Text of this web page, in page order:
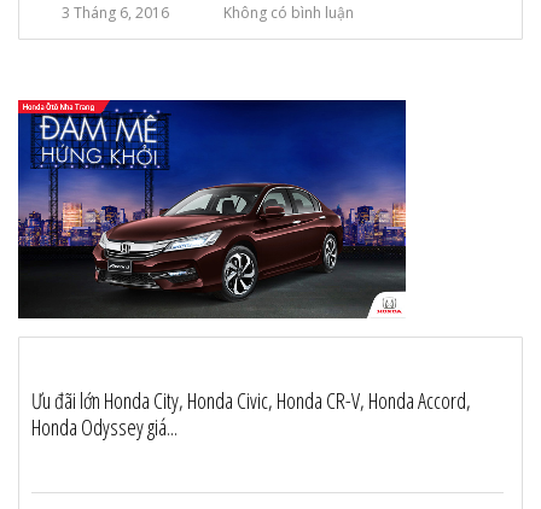
3 Tháng 6, 2016 Không có bình luận
Ưu đãi lớn Honda City, Honda Civic, Honda CR-V, Honda Accord,
Honda Odyssey giá...